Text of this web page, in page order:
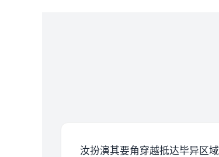
汝扮演其要角穿越抵达毕异区